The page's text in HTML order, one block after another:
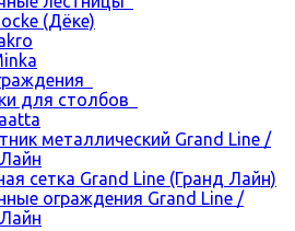
(Дёке)
для столбов
металлический Grand Line /
сетка Grand Line (Гранд Лайн)
ограждения Grand Line /